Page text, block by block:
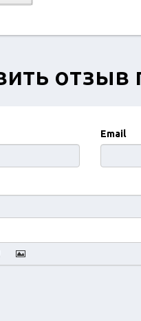
Email